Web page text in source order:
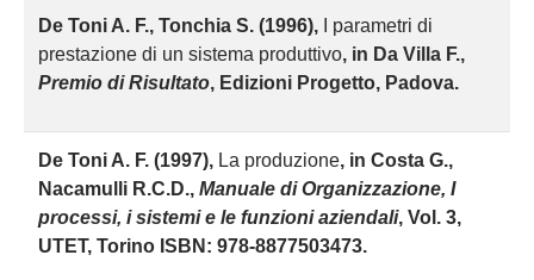
De Toni A. F., Tonchia S. (1996),
I parametri di
prestazione di un sistema produttivo, in Da Villa F.,
Premio di Risultato, Edizioni Progetto, Padova.
De Toni A. F. (1997), La produzione, in Costa G.,
Nacamulli R.C.D., Manuale di Organizzazione, I
processi, i sistemi e le funzioni aziendali, Vol. 3,
UTET, Torino ISBN: 978-8877503473.